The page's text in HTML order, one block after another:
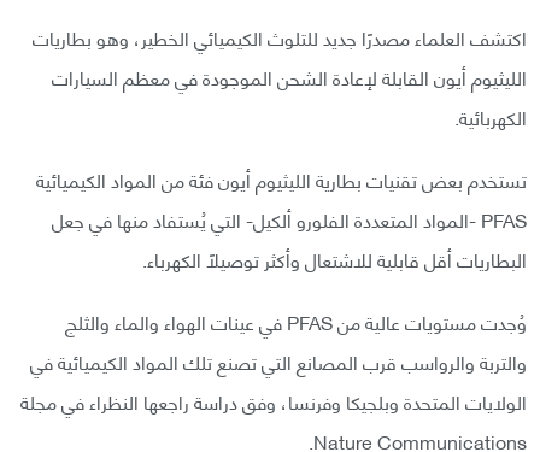
اكتشف العلماء مصدرًا جديد للتلوث الكيميائي الخطير، وهو بطاريات
الليثيوم أيون القابلة لإعادة الشحن الموجودة في معظم السيارات
الكهربائية.
تستخدم بعض تقنيات بطارية الليثيوم أيون فئة من المواد الكيميائية
PFAS -المواد المتعددة الفلورو ألكيل- التي يُستفاد منها في جعل
البطاريات أقل قابلية للاشتعال وأكثر توصيلًا الكهرباء.
وُجدت مستويات عالية من PFAS في عينات الهواء والماء والثلج
والتربة والرواسب قرب المصانع التي تصنع تلك المواد الكيميائية في
الولايات المتحدة وبلجيكا وفرنسا، وفق دراسة راجعها النظراء في مجلة
Nature Communications.